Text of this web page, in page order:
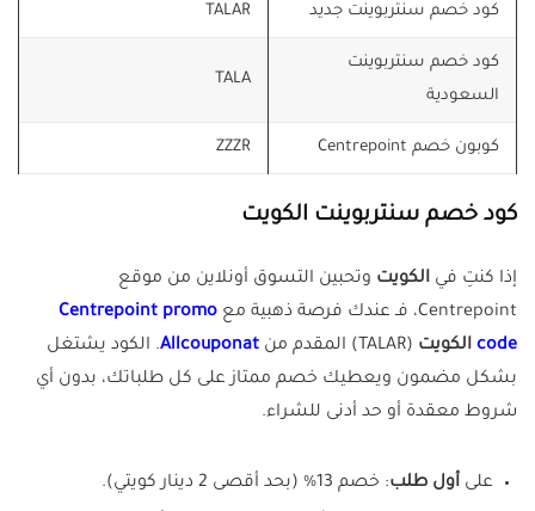
كود خصم سنتربوينت جديد TALAR
كود خصم سنتربوينت
السعودية
TALA
كوبون خصم Centrepoint ZZZR
كود خصم سنتربوينت الكويت
إذا كنتِ في الكويت وتحبين التسوق أونلاين من موقع
Centrepoint، فـ عندك فرصة ذهبية مع
Centrepoint promo
code الكويت (TALAR) المقدم من Allcouponat. الكود يشتغل
بشكل مضمون ويعطيك خصم ممتاز على كل طلباتك، بدون أي
شروط معقدة أو حد أدنى للشراء.
على أول طلب: خصم 13% (بحد أقصى 2 دينار كويتي).